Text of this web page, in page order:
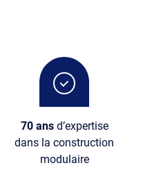
70 ans d’expertise
dans la construction
modulaire